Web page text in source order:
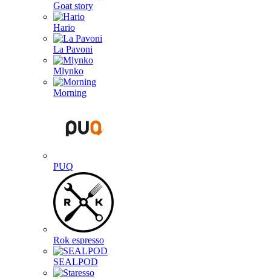
Goat story
Hario
La Pavoni
Mlynko
Morning
PUQ
Rok espresso
SEALPOD